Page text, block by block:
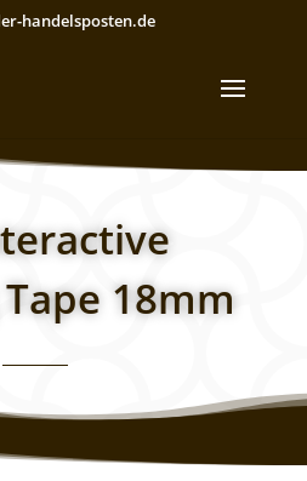
handelsposten.de
18mm